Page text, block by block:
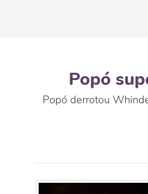
Popó
Popó derrotou